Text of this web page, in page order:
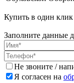
Купить в один клик
Заполните данные
Не звоните /
Я согласен на